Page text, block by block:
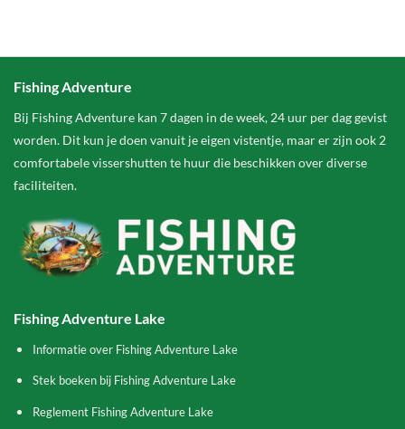
Fishing Adventure
Bij Fishing Adventure kan 7 dagen in de week, 24 uur per dag gevist
worden. Dit kun je doen vanuit je eigen vistentje, maar er zijn ook 2
comfortabele vissershutten te huur die beschikken over diverse
faciliteiten.
Fishing Adventure Lake
Informatie over Fishing Adventure Lake
Stek boeken bij Fishing Adventure Lake
Reglement Fishing Adventure Lake